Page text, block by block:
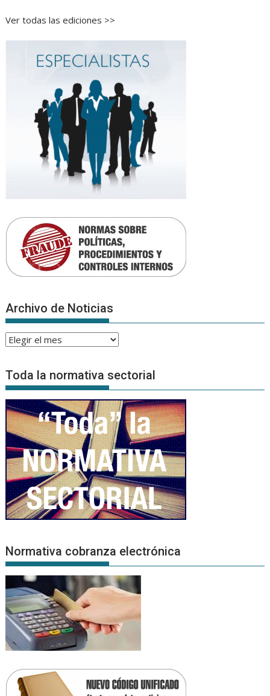
Ver todas las ediciones >>
Archivo de Noticias
Archivo
Noticias
Toda la normativa sectorial
Normativa cobranza electrónica